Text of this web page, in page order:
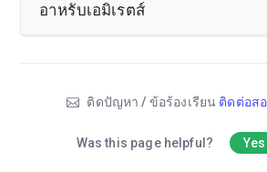
อาหรับเอมิเรตส์
ติดปัญหา / ข้อร้องเรียน ติดต่อส
Was this page helpful? Yes